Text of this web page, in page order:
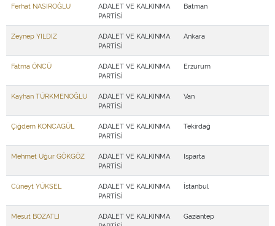
Ferhat NASIROĞLU
ADALET VE KALKINMA
PARTİSİ
Batman
Zeynep YILDIZ
ADALET VE KALKINMA
PARTİSİ
Ankara
Fatma ÖNCÜ
ADALET VE KALKINMA
PARTİSİ
Erzurum
Kayhan TÜRKMENOĞLU
ADALET VE KALKINMA
PARTİSİ
Van
Çiğdem KONCAGÜL
ADALET VE KALKINMA
PARTİSİ
Tekirdağ
Mehmet Uğur GÖKGÖZ
ADALET VE KALKINMA
PARTİSİ
Isparta
Cüneyt YÜKSEL
ADALET VE KALKINMA
PARTİSİ
İstanbul
Mesut BOZATLI
ADALET VE KALKINMA
Gaziantep